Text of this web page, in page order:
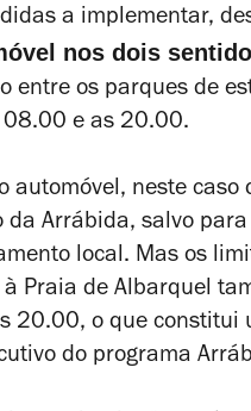
a implementar,
nos dois
entre os parques de
08.00 e as 20.00.
automóvel, neste
da Arrábida, salvo
local. Mas os
à Praia de Albarquel
20.00, o que constitui
do programa